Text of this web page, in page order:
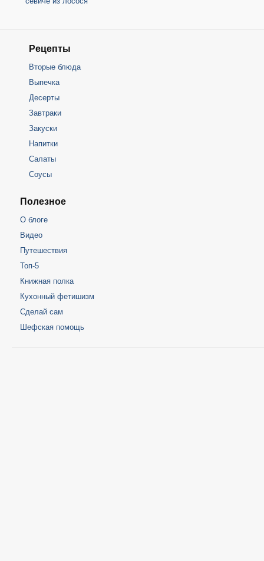
Рецепты
Вторые блюда
Выпечка
Десерты
Завтраки
Закуски
Напитки
Салаты
Соусы
Полезное
О блоге
Видео
Путешествия
Топ-5
Книжная полка
Кухонный фетишизм
Сделай сам
Шефская помощь